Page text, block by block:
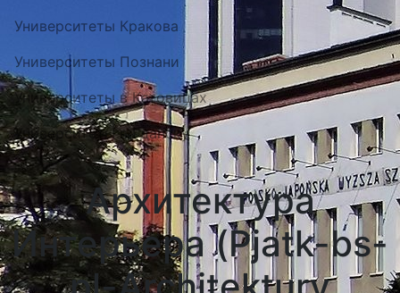
Университеты Кракова
Университеты Познани
Университеты в Катовицах
Университеты в Гданску
Архитектура
Интерьера (Pjatk-bs-